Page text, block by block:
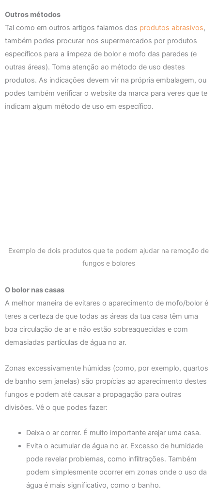
Outros métodos
Tal como em outros artigos falamos dos produtos abrasivos,
também podes procurar nos supermercados por produtos
específicos para a limpeza de bolor e mofo das paredes (e
outras áreas). Toma atenção ao método de uso destes
produtos. As indicações devem vir na própria embalagem, ou
podes também verificar o website da marca para veres que te
indicam algum método de uso em específico.
Exemplo de dois produtos que te podem ajudar na remoção de
fungos e bolores
O bolor nas casas
A melhor maneira de evitares o aparecimento de mofo/bolor é
teres a certeza de que todas as áreas da tua casa têm uma
boa circulação de ar e não estão sobreaquecidas e com
demasiadas partículas de água no ar.
Zonas excessivamente húmidas (como, por exemplo, quartos
de banho sem janelas) são propícias ao aparecimento destes
fungos e podem até causar a propagação para outras
divisões. Vê o que podes fazer:
Deixa o ar correr. É muito importante arejar uma casa.
Evita o acumular de água no ar. Excesso de humidade
pode revelar problemas, como infiltrações. Também
podem simplesmente ocorrer em zonas onde o uso da
água é mais significativo, como o banho.